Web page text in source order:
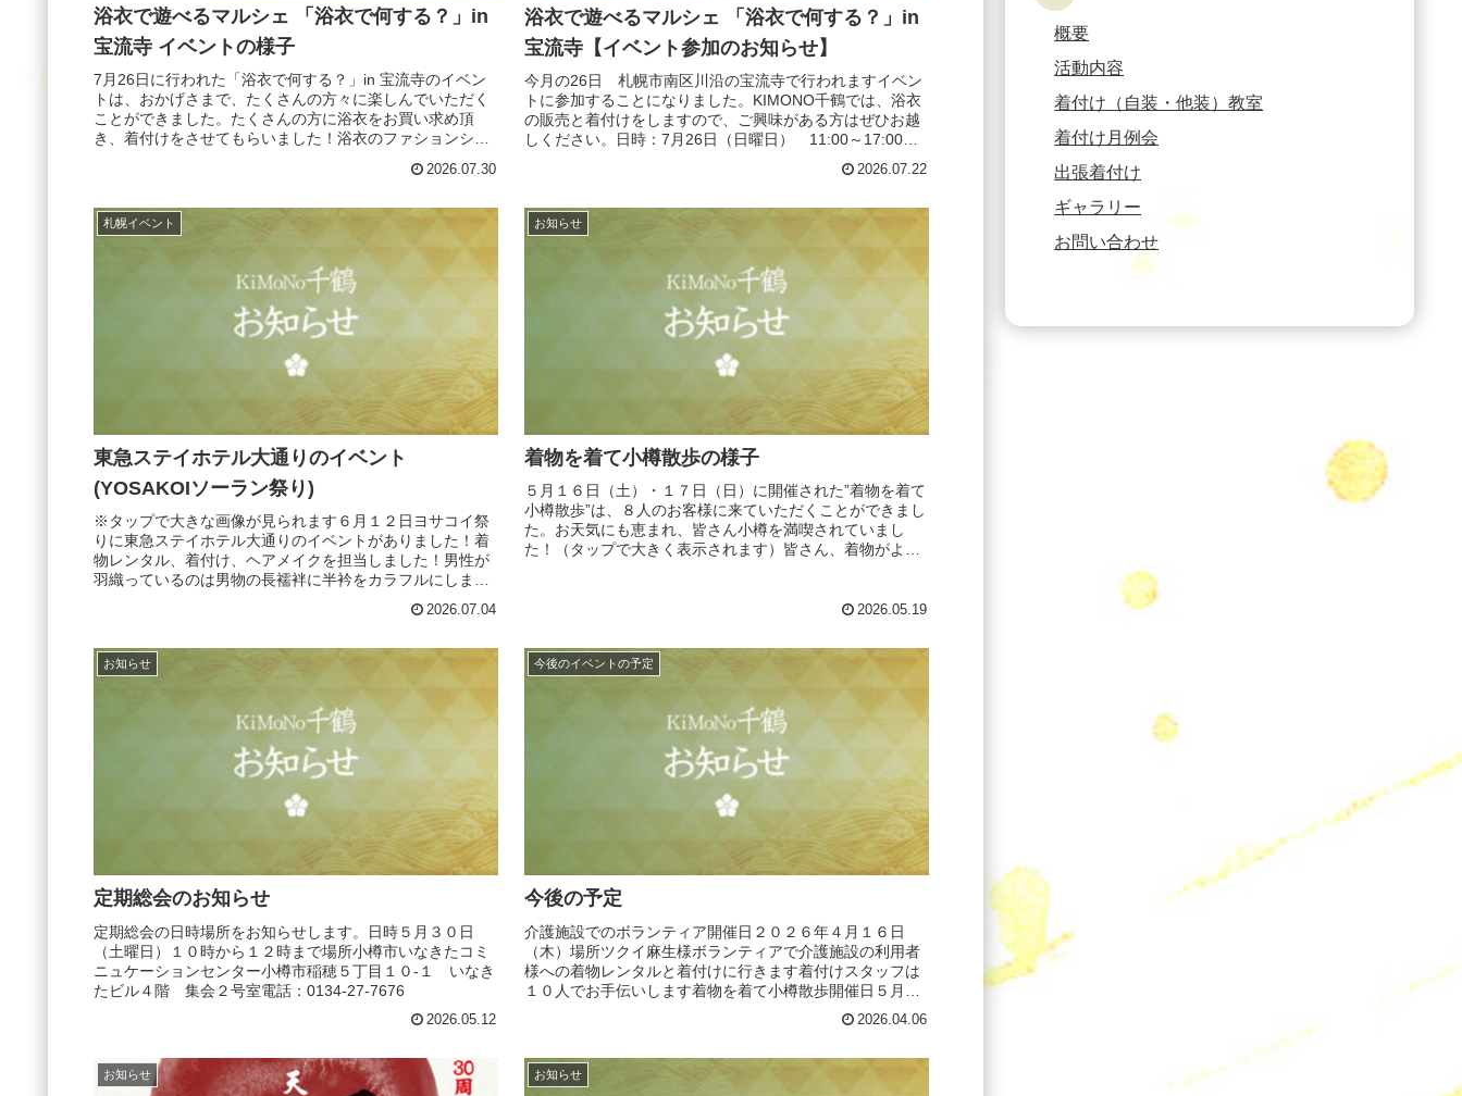
浴衣で遊べるマルシェ 「浴衣で何する？」in
宝流寺 イベントの様子
7月26日に行われた「浴衣で何する？」in 宝流寺のイベン
トは、おかげさまで、たくさんの方々に楽しんでいただく
ことができました。たくさんの方に浴衣をお買い求め頂
き、着付けをさせてもらいました！浴衣のファションショ
2026.07.30
浴衣で遊べるマルシェ 「浴衣で何する？」in
宝流寺【イベント参加のお知らせ】
今月の26日 札幌市南区川沿の宝流寺で行われますイベン
トに参加することになりました。KIMONO千鶴では、浴衣
の販売と着付けをしますので、ご興味がある方はぜひお越
しください。日時：7月26日（日曜日） 11:00～17:00場
2026.07.22
札幌イベント
東急ステイホテル大通りのイベント
(YOSAKOIソーラン祭り)
※タップで大きな画像が見られます６月１２日ヨサコイ祭
りに東急ステイホテル大通りのイベントがありました！着
物レンタル、着付け、ヘアメイクを担当しました！男性が
羽織っているのは男物の長襦袢に半衿をカラフルにしまし
2026.07.04
お知らせ
着物を着て小樽散歩の様子
５月１６日（土）・１７日（日）に開催された”着物を着て
小樽散歩”は、８人のお客様に来ていただくことができまし
た。お天気にも恵まれ、皆さん小樽を満喫されていまし
た！（タップで大きく表示されます）皆さん、着物がよく
2026.05.19
お知らせ
定期総会のお知らせ
定期総会の日時場所をお知らせします。日時５月３０日
（土曜日）１０時から１２時まで場所小樽市いなきたコミ
ニュケーションセンター小樽市稲穂５丁目１０-１ いなき
たビル４階 集会２号室電話：0134-27-7676
2026.05.12
今後のイベントの予定
今後の予定
介護施設でのボランティア開催日２０２６年４月１６日
（木）場所ツクイ麻生様ボランティアで介護施設の利用者
様への着物レンタルと着付けに行きます着付けスタッフは
１０人でお手伝いします着物を着て小樽散歩開催日５月１
2026.04.06
お知らせ お知らせ
概要
活動内容
着付け（自装・他装）教室
着付け月例会
出張着付け
ギャラリー
お問い合わせ